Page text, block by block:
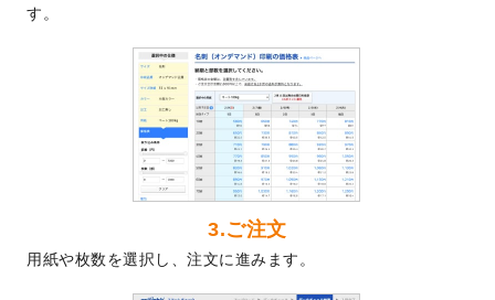
2024/6/14
エコノミータイプののぼりが作成できるよ
うになりました！
【新商品】のぼり
が作成できるようになり
ました！
DMのデザインテンプレートを追加しまし
た。
【新商品】ステッカー
なりました！
2024年版4月始まりのカレンダーデザイン
す。
3.ご注文
用紙や枚数を選択し、注文に進みます。